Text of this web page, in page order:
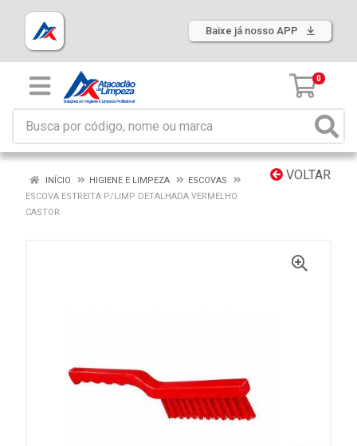
Baixe já nosso APP
0
VOLTAR
INÍCIO HIGIENE E LIMPEZA
ESCOVAS
ESCOVA ESTREITA P/LIMP DETALHADA VERMELHO
CASTOR